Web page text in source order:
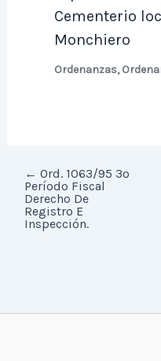
Cementerio
Monchiero
Ordenanzas,
← Ord. 1063/95 3º
Período Fiscal
Derecho De
Registro E
Inspección.